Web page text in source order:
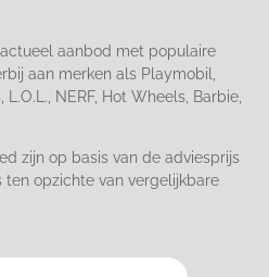
aanbod met populaire
aan merken als Playmobil,
NERF, Hot Wheels, Barbie,
zijn op basis van de adviesprijs
opzichte van vergelijkbare